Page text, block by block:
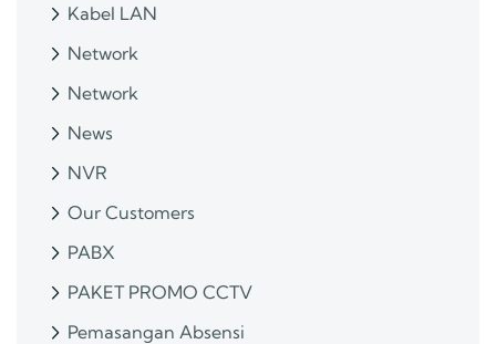
Kabel LAN
Network
Network
News
NVR
Our Customers
PABX
PAKET PROMO CCTV
Pemasangan Absensi